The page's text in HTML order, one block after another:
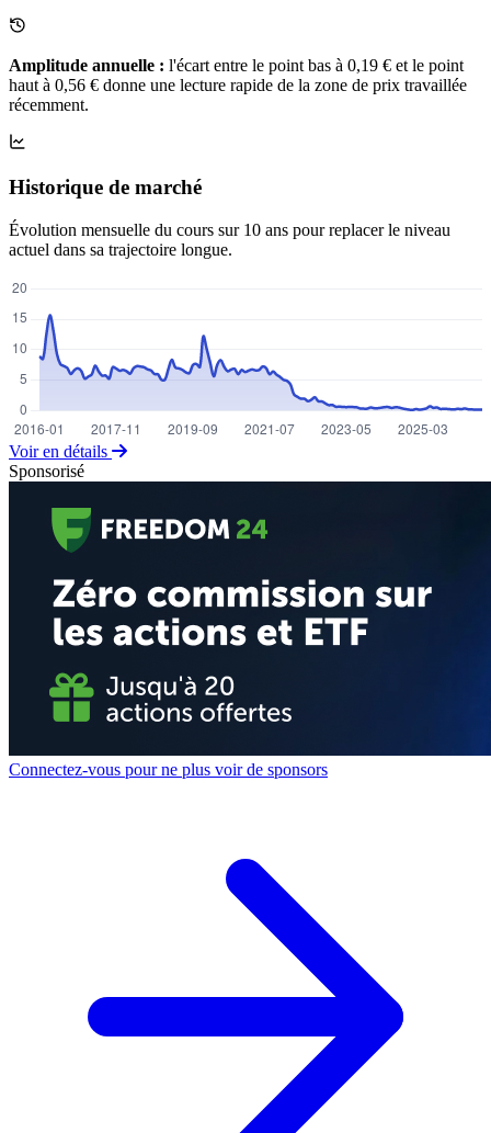
Amplitude annuelle : l'écart entre le point bas à 0,19 € et le point
haut à 0,56 € donne une lecture rapide de la zone de prix travaillée
récemment.
Historique de marché
Évolution mensuelle du cours sur 10 ans pour replacer le niveau
actuel dans sa trajectoire longue.
Voir en détails
Sponsorisé
Connectez-vous pour ne plus voir de sponsors